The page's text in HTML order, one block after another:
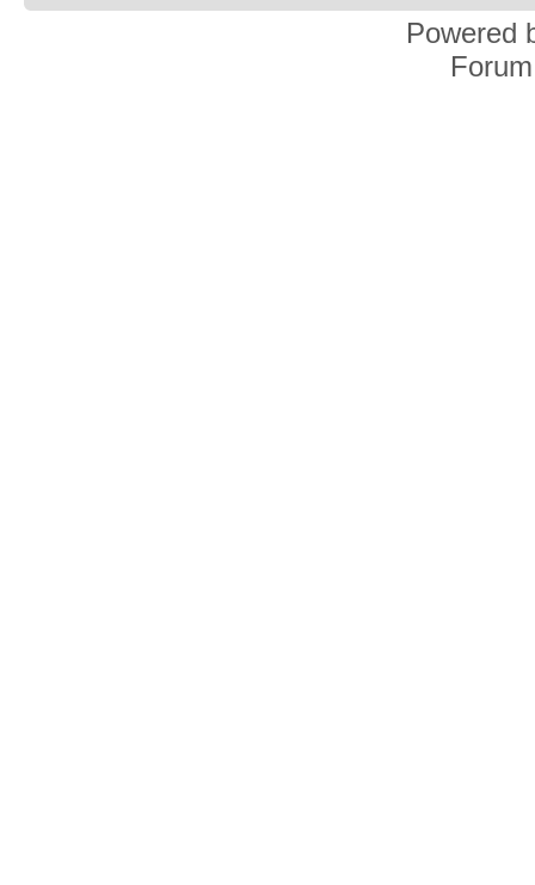
Powered